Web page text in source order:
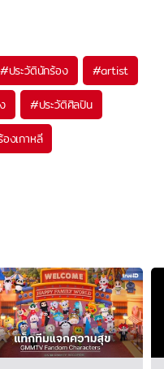
#ประวัตินักร้อง #artist
#ประวัติศิลปิน
งเกาหลี